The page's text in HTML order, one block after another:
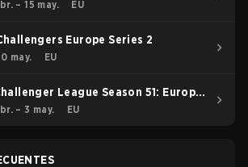
– 15 may. EU
Europe Series 2
may. EU
League Season 51: Europe
– 3 may. EU